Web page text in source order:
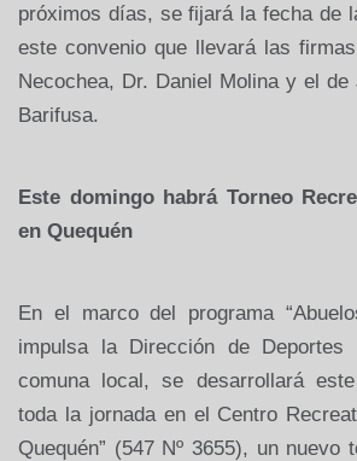
próximos días, se fijará la fecha de
este convenio que llevará las
Necochea, Dr. Daniel Molina y el
Barifusa.
Este domingo habrá Torneo
en Quequén
En el marco del programa
impulsa la Dirección de Deportes
comuna local, se desarrollará
toda la jornada en el Centro
Quequén” (547 Nº 3655), un nuevo